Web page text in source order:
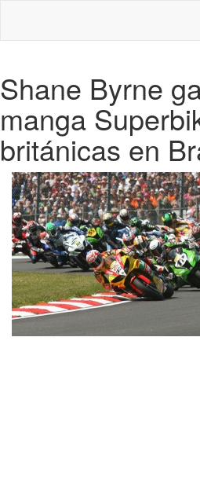
Shane Byrne
manga
británicas en